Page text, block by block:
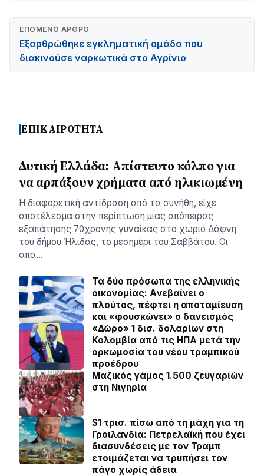
ΕΠΌΜΕΝΟ ΆΡΘΡΟ
Εξαρθρώθηκε εγκληματική ομάδα που
διακινούσε ναρκωτικά στο Αγρίνιο
ΕΠΙΚΑΙΡΟΤΗΤΑ
Δυτική Ελλάδα: Απίστευτο κόλπο για
να αρπάξουν χρήματα από ηλικιωμένη
Η διαφορετική αντίδραση από τα συνήθη, είχε
αποτέλεσμα στην περίπτωση μιας απόπειρας
εξαπάτησης 70χρονης γυναίκας στο χωριό Δάφνη
του δήμου Ήλιδας, το μεσημέρι του Σαββάτου. Οι
απα…
Τα δύο πρόσωπα της ελληνικής
οικονομίας: Aνεβαίνει ο
πλούτος, πέφτει η αποταμίευση
και «φουσκώνει» ο δανεισμός
«Δώρο» 1 δισ. δολαρίων στη
Κολομβία από τις ΗΠΑ μετά την
ορκωμοσία του νέου τραμπικού
προέδρου
Μαζικός γάμος 1.500 ζευγαριών
στη Νιγηρία
$1 τρισ. πίσω από τη μάχη για τη
Γροιλανδία: Πετρελαϊκή που έχει
διασυνδέσεις με τον Τραμπ
ετοιμάζεται να τρυπήσει τον
πάγο χωρίς άδεια